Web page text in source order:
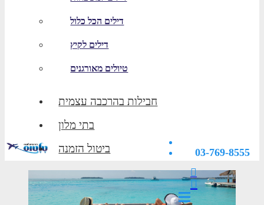
דילים הכל כלול
דילים לקיץ
טיולים מאורגנים
חבילות בהרכבה עצמית
בתי מלון
ביטול הזמנה
03-769-8555